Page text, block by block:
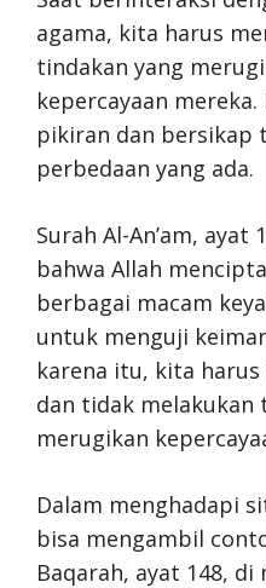
agama, kita harus
tindakan yang
kepercayaan
pikiran dan bersikap
perbedaan yang ada.
Surah Al-An’am, ayat
bahwa Allah
berbagai macam
untuk menguji
karena itu, kita
dan tidak melakukan
merugikan
Dalam menghadapi
bisa mengambil
Baqarah, ayat 148,